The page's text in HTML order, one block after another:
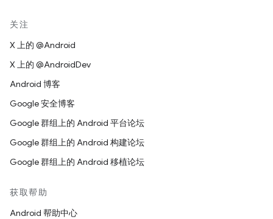
关注
X 上的 @Android
X 上的 @AndroidDev
Android 博客
Google 安全博客
Google 群组上的 Android 平台论坛
Google 群组上的 Android 构建论坛
Google 群组上的 Android 移植论坛
获取帮助
Android 帮助中心